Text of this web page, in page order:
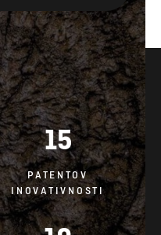
15
PATENTOV
INOVATIVNOSTI